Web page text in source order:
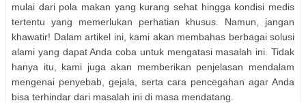
mulai dari pola makan yang kurang sehat hingga kondisi medis
tertentu yang memerlukan perhatian khusus. Namun, jangan
khawatir! Dalam artikel ini, kami akan membahas berbagai solusi
alami yang dapat Anda coba untuk mengatasi masalah ini. Tidak
hanya itu, kami juga akan memberikan penjelasan mendalam
mengenai penyebab, gejala, serta cara pencegahan agar Anda
bisa terhindar dari masalah ini di masa mendatang.